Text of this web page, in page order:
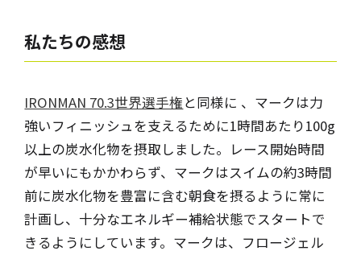
私たちの感想
IRONMAN 70.3世界選手権と同様に 、マークは力
強いフィニッシュを支えるために1時間あたり100g
以上の炭水化物を摂取しました。レース開始時間
が早いにもかかわらず、マークはスイムの約3時間
前に炭水化物を豊富に含む朝食を摂るように常に
計画し、十分なエネルギー補給状態でスタートで
きるようにしています。マークは、フロージェル